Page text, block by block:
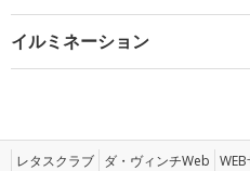
イルミネーション
レタスクラブ ダ・ヴィンチWeb